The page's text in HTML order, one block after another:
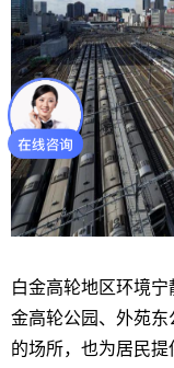
白金高轮地区环境
金高轮公园、外苑
的场所，也为居民提